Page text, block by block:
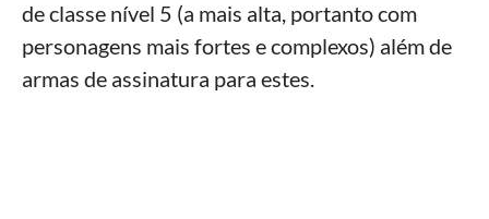
de classe nível 5 (a mais alta, portanto com
personagens mais fortes e complexos) além de
armas de assinatura para estes.